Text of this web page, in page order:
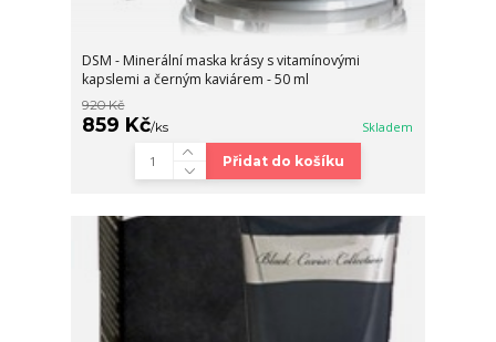
DSM - Minerální maska krásy s vitamínovými
kapslemi a černým kaviárem - 50 ml
920 Kč
859 Kč/ks Skladem
Přidat do košíku